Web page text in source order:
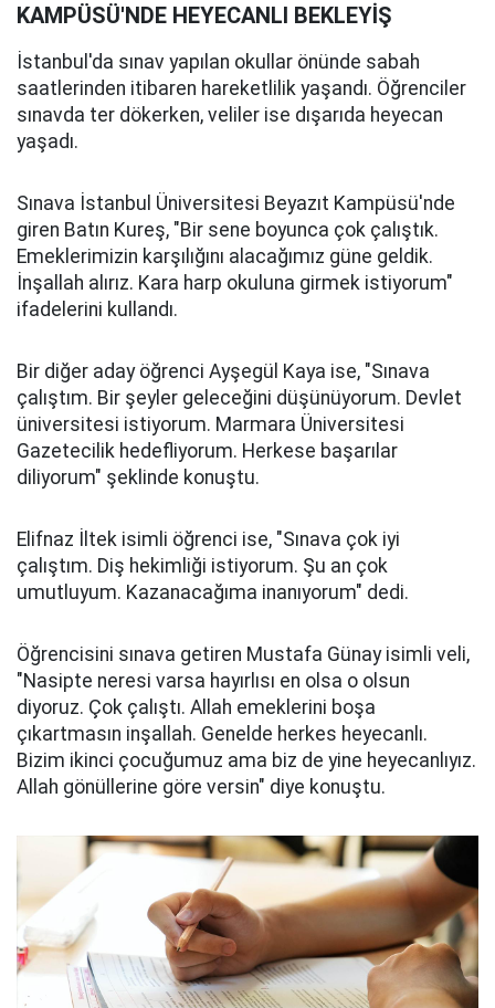
KAMPÜSÜ'NDE HEYECANLI BEKLEYİŞ
İstanbul'da sınav yapılan okullar önünde sabah
saatlerinden itibaren hareketlilik yaşandı. Öğrenciler
sınavda ter dökerken, veliler ise dışarıda heyecan
yaşadı.
Sınava İstanbul Üniversitesi Beyazıt Kampüsü'nde
giren Batın Kureş, "Bir sene boyunca çok çalıştık.
Emeklerimizin karşılığını alacağımız güne geldik.
İnşallah alırız. Kara harp okuluna girmek istiyorum"
ifadelerini kullandı.
Bir diğer aday öğrenci Ayşegül Kaya ise, "Sınava
çalıştım. Bir şeyler geleceğini düşünüyorum. Devlet
üniversitesi istiyorum. Marmara Üniversitesi
Gazetecilik hedefliyorum. Herkese başarılar
diliyorum" şeklinde konuştu.
Elifnaz İltek isimli öğrenci ise, "Sınava çok iyi
çalıştım. Diş hekimliği istiyorum. Şu an çok
umutluyum. Kazanacağıma inanıyorum" dedi.
Öğrencisini sınava getiren Mustafa Günay isimli veli,
"Nasipte neresi varsa hayırlısı en olsa o olsun
diyoruz. Çok çalıştı. Allah emeklerini boşa
çıkartmasın inşallah. Genelde herkes heyecanlı.
Bizim ikinci çocuğumuz ama biz de yine heyecanlıyız.
Allah gönüllerine göre versin" diye konuştu.